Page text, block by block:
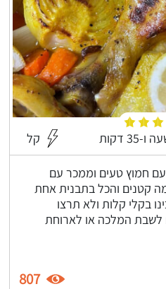
ו-35 דקות קל
חמוץ טעים וממכר עם
קטנים והכל בתבנית אחת
בקלי קלות ולא תרצו
המלכה או לארוחת
807